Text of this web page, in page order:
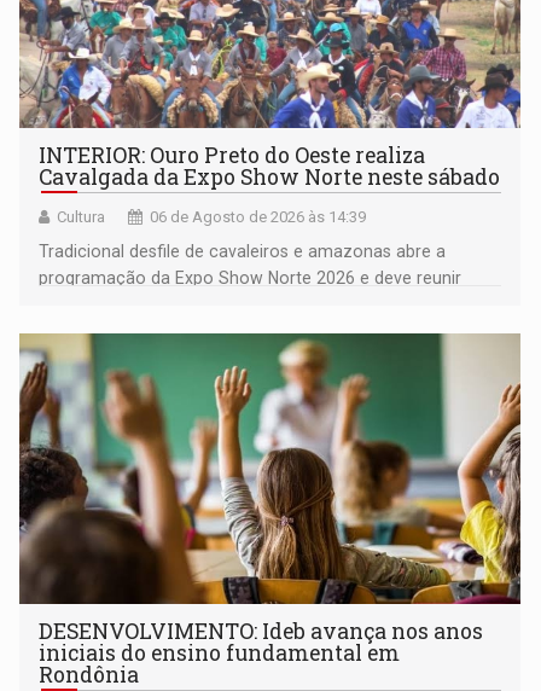
INTERIOR: Ouro Preto do Oeste realiza
Cavalgada da Expo Show Norte neste sábado
Cultura 06 de Agosto de 2026 às 14:39
Tradicional desfile de cavaleiros e amazonas abre a
programação da Expo Show Norte 2026 e deve reunir
DESENVOLVIMENTO: Ideb avança nos anos
iniciais do ensino fundamental em
Rondônia